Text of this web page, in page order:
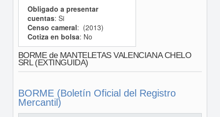
Obligado a presentar
cuentas: Si
Censo cameral: (2013)
Cotiza en bolsa: No
BORME de MANTELETAS VALENCIANA CHELO
SRL (EXTINGUIDA)
BORME (Boletín Oficial del Registro
Mercantil)